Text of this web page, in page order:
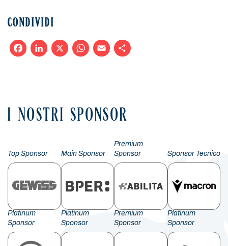
CONDIVIDI
I NOSTRI SPONSOR
Top Sponsor Main Sponsor
Premium
Sponsor
Sponsor Tecnico
Platinum
Sponsor
Platinum
Sponsor
Premium
Sponsor
Platinum
Sponsor